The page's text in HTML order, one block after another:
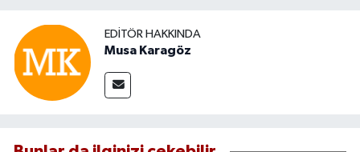
EDITÖR HAKKINDA
Musa Karagöz